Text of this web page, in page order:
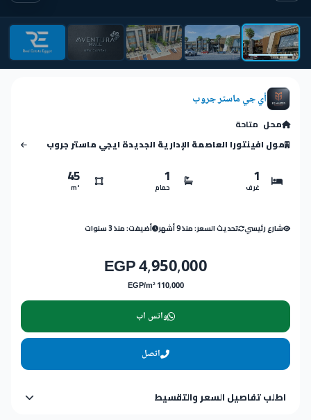
أي جي ماستر جروب
محل متاحة
مول افينتورا العاصمة الإدارية الجديدة ايجي ماستر جروب
1
غرف
1
حمام
45
m²
شارع رئيسي تحديث السعر: منذ 9 أشهر أضيفت: منذ 3 سنوات
4,950,000 EGP
110,000 EGP/m²
واتس اب
اتصل
اطلب تفاصيل السعر والتقسيط